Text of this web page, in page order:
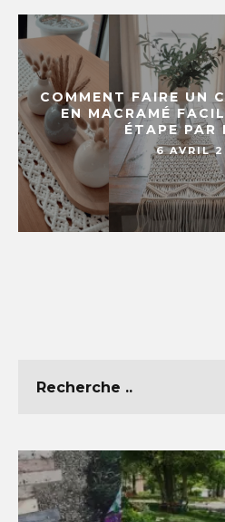
COMMENT FAIRE UN
EN MACRAMÉ
ÉTAPE PAR
6 AVRIL